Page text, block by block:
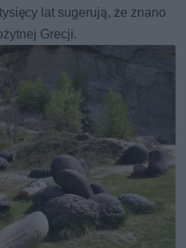
lat sugerują, że znano
Grecji.